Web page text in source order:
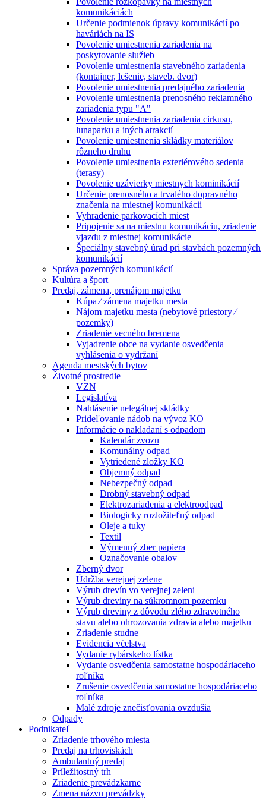
komunikáciách
Určenie podmienok úpravy komunikácií po
haváriách na IS
Povolenie umiestnenia zariadenia na
poskytovanie služieb
Povolenie umiestnenia stavebného zariadenia
(kontajner, lešenie, staveb. dvor)
Povolenie umiestnenia predajného zariadenia
Povolenie umiestnenia prenosného reklamného
zariadenia typu "A"
Povolenie umiestnenia zariadenia cirkusu,
lunaparku a iných atrakcií
Povolenie umiestnenia skládky materiálov
rôzneho druhu
Povolenie umiestnenia exteriérového sedenia
(terasy)
Povolenie uzávierky miestnych kominikácií
Určenie prenosného a trvalého dopravného
značenia na miestnej komunikácii
Vyhradenie parkovacích miest
Pripojenie sa na miestnu komunikáciu, zriadenie
vjazdu z miestnej komunikácie
Špeciálny stavebný úrad pri stavbách pozemných
komunikácií
Správa pozemných komunikácií
Kultúra a šport
Predaj, zámena, prenájom majetku
Kúpa ⁄ zámena majetku mesta
Nájom majetku mesta (nebytové priestory ⁄
pozemky)
Zriadenie vecného bremena
Vyjadrenie obce na vydanie osvedčenia
vyhlásenia o vydržaní
Agenda mestských bytov
Životné prostredie
VZN
Legislatíva
Nahlásenie nelegálnej skládky
Prideľovanie nádob na vývoz KO
Informácie o nakladaní s odpadom
Kalendár zvozu
Komunálny odpad
Vytriedené zložky KO
Objemný odpad
Nebezpečný odpad
Drobný stavebný odpad
Elektrozariadenia a elektroodpad
Biologicky rozložiteľný odpad
Oleje a tuky
Textil
Výmenný zber papiera
Označovanie obalov
Zberný dvor
Údržba verejnej zelene
Výrub drevín vo verejnej zeleni
Výrub dreviny na súkromnom pozemku
Výrub dreviny z dôvodu zlého zdravotného
stavu alebo ohrozovania zdravia alebo majetku
Zriadenie studne
Evidencia včelstva
Vydanie rybárskeho lístka
Vydanie osvedčenia samostatne hospodáriaceho
roľníka
Zrušenie osvedčenia samostatne hospodáriaceho
roľníka
Malé zdroje znečisťovania ovzdušia
Odpady
Podnikateľ
Zriadenie trhového miesta
Predaj na trhoviskách
Ambulantný predaj
Príležitostný trh
Zriadenie prevádzkarne
Zmena názvu prevádzky